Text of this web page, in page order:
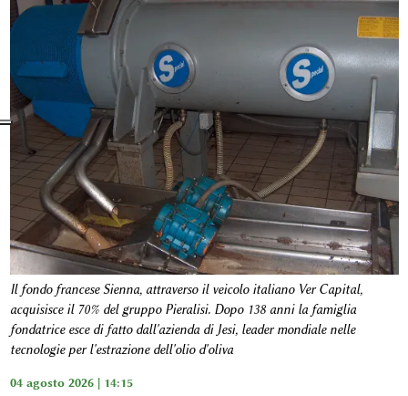
Il fondo francese Sienna, attraverso il veicolo italiano Ver Capital,
acquisisce il 70% del gruppo Pieralisi. Dopo 138 anni la famiglia
fondatrice esce di fatto dall'azienda di Jesi, leader mondiale nelle
tecnologie per l'estrazione dell'olio d'oliva
04 agosto 2026 | 14:15